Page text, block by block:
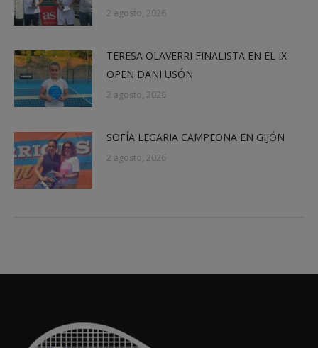
2 agosto, 2026
TERESA OLAVERRI FINALISTA EN EL IX
OPEN DANI USÓN
2 agosto, 2026
SOFÍA LEGARIA CAMPEONA EN GIJÓN
2 agosto, 2026